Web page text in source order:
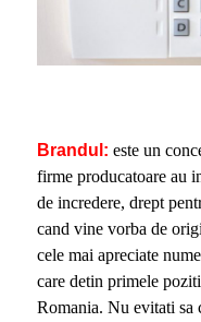
Brandul: este un
firme producatoare au
de incredere, drept
cand vine vorba de
cele mai apreciate
care detin primele
Romania. Nu evitati sa